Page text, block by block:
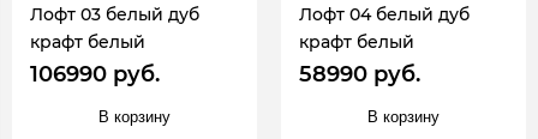
Лофт 03 белый дуб
крафт белый
106990 руб.
В корзину
Лофт 04 белый дуб
крафт белый
58990 руб.
В корзину